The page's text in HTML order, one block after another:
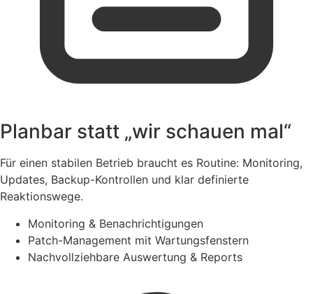
Planbar statt „wir schauen mal“
Für einen stabilen Betrieb braucht es Routine: Monitoring,
Updates, Backup-Kontrollen und klar definierte
Reaktionswege.
Monitoring & Benachrichtigungen
Patch-Management mit Wartungsfenstern
Nachvollziehbare Auswertung & Reports